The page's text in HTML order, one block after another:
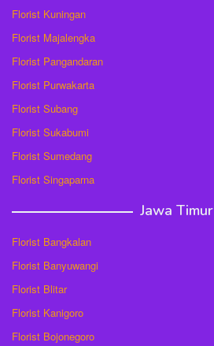
Florist Kuningan
Florist Majalengka
Florist Pangandaran
Florist Purwakarta
Florist Subang
Florist Sukabumi
Florist Sumedang
Florist Singaparna
Jawa Timur
Florist Bangkalan
Florist Banyuwangi
Florist Blitar
Florist Kanigoro
Florist Bojonegoro